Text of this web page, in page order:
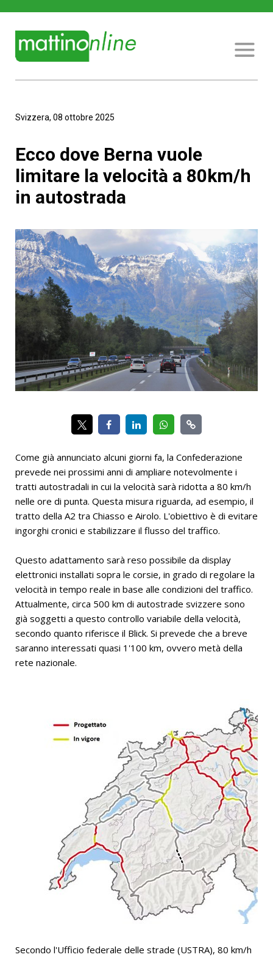
Svizzera, 08 ottobre 2025
Ecco dove Berna vuole
limitare la velocità a 80km/h
in autostrada
Come già annunciato alcuni giorni fa, la Confederazione
prevede nei prossimi anni di ampliare notevolmente i
tratti autostradali in cui la velocità sarà ridotta a 80 km/h
nelle ore di punta. Questa misura riguarda, ad esempio, il
tratto della A2 tra Chiasso e Airolo. L'obiettivo è di evitare
ingorghi cronici e stabilizzare il flusso del traffico.
Questo adattamento sarà reso possibile da display
elettronici installati sopra le corsie, in grado di regolare la
velocità in tempo reale in base alle condizioni del traffico.
Attualmente, circa 500 km di autostrade svizzere sono
già soggetti a questo controllo variabile della velocità,
secondo quanto riferisce il Blick. Si prevede che a breve
saranno interessati quasi 1'100 km, ovvero metà della
rete nazionale.
Secondo l'Ufficio federale delle strade (USTRA), 80 km/h